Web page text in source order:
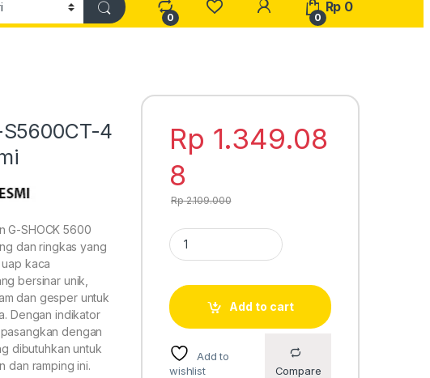
0
My Account
0
Rp 0
4
G-SHOCK 5600
dan ringkas yang
kaca
bersinar unik,
dan gesper untuk
Dengan indikator
dengan
dibutuhkan untuk
dan ramping ini.
Rp 1.349.08
8
Rp2.109.000
Casio baby-g GMD-S5600CT-4 original garansi
Add to cart
Add to
wishlist
Compare